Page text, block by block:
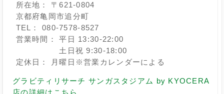
所在地： 〒621-0804
京都府亀岡市追分町
TEL： 080-7578-8527
営業時間： 平日 13:30-22:00
土日祝 9:30-18:00
定休日： 月曜日※営業カレンダーによる
グラビティリサーチ サンガスタジアム by KYOCERA